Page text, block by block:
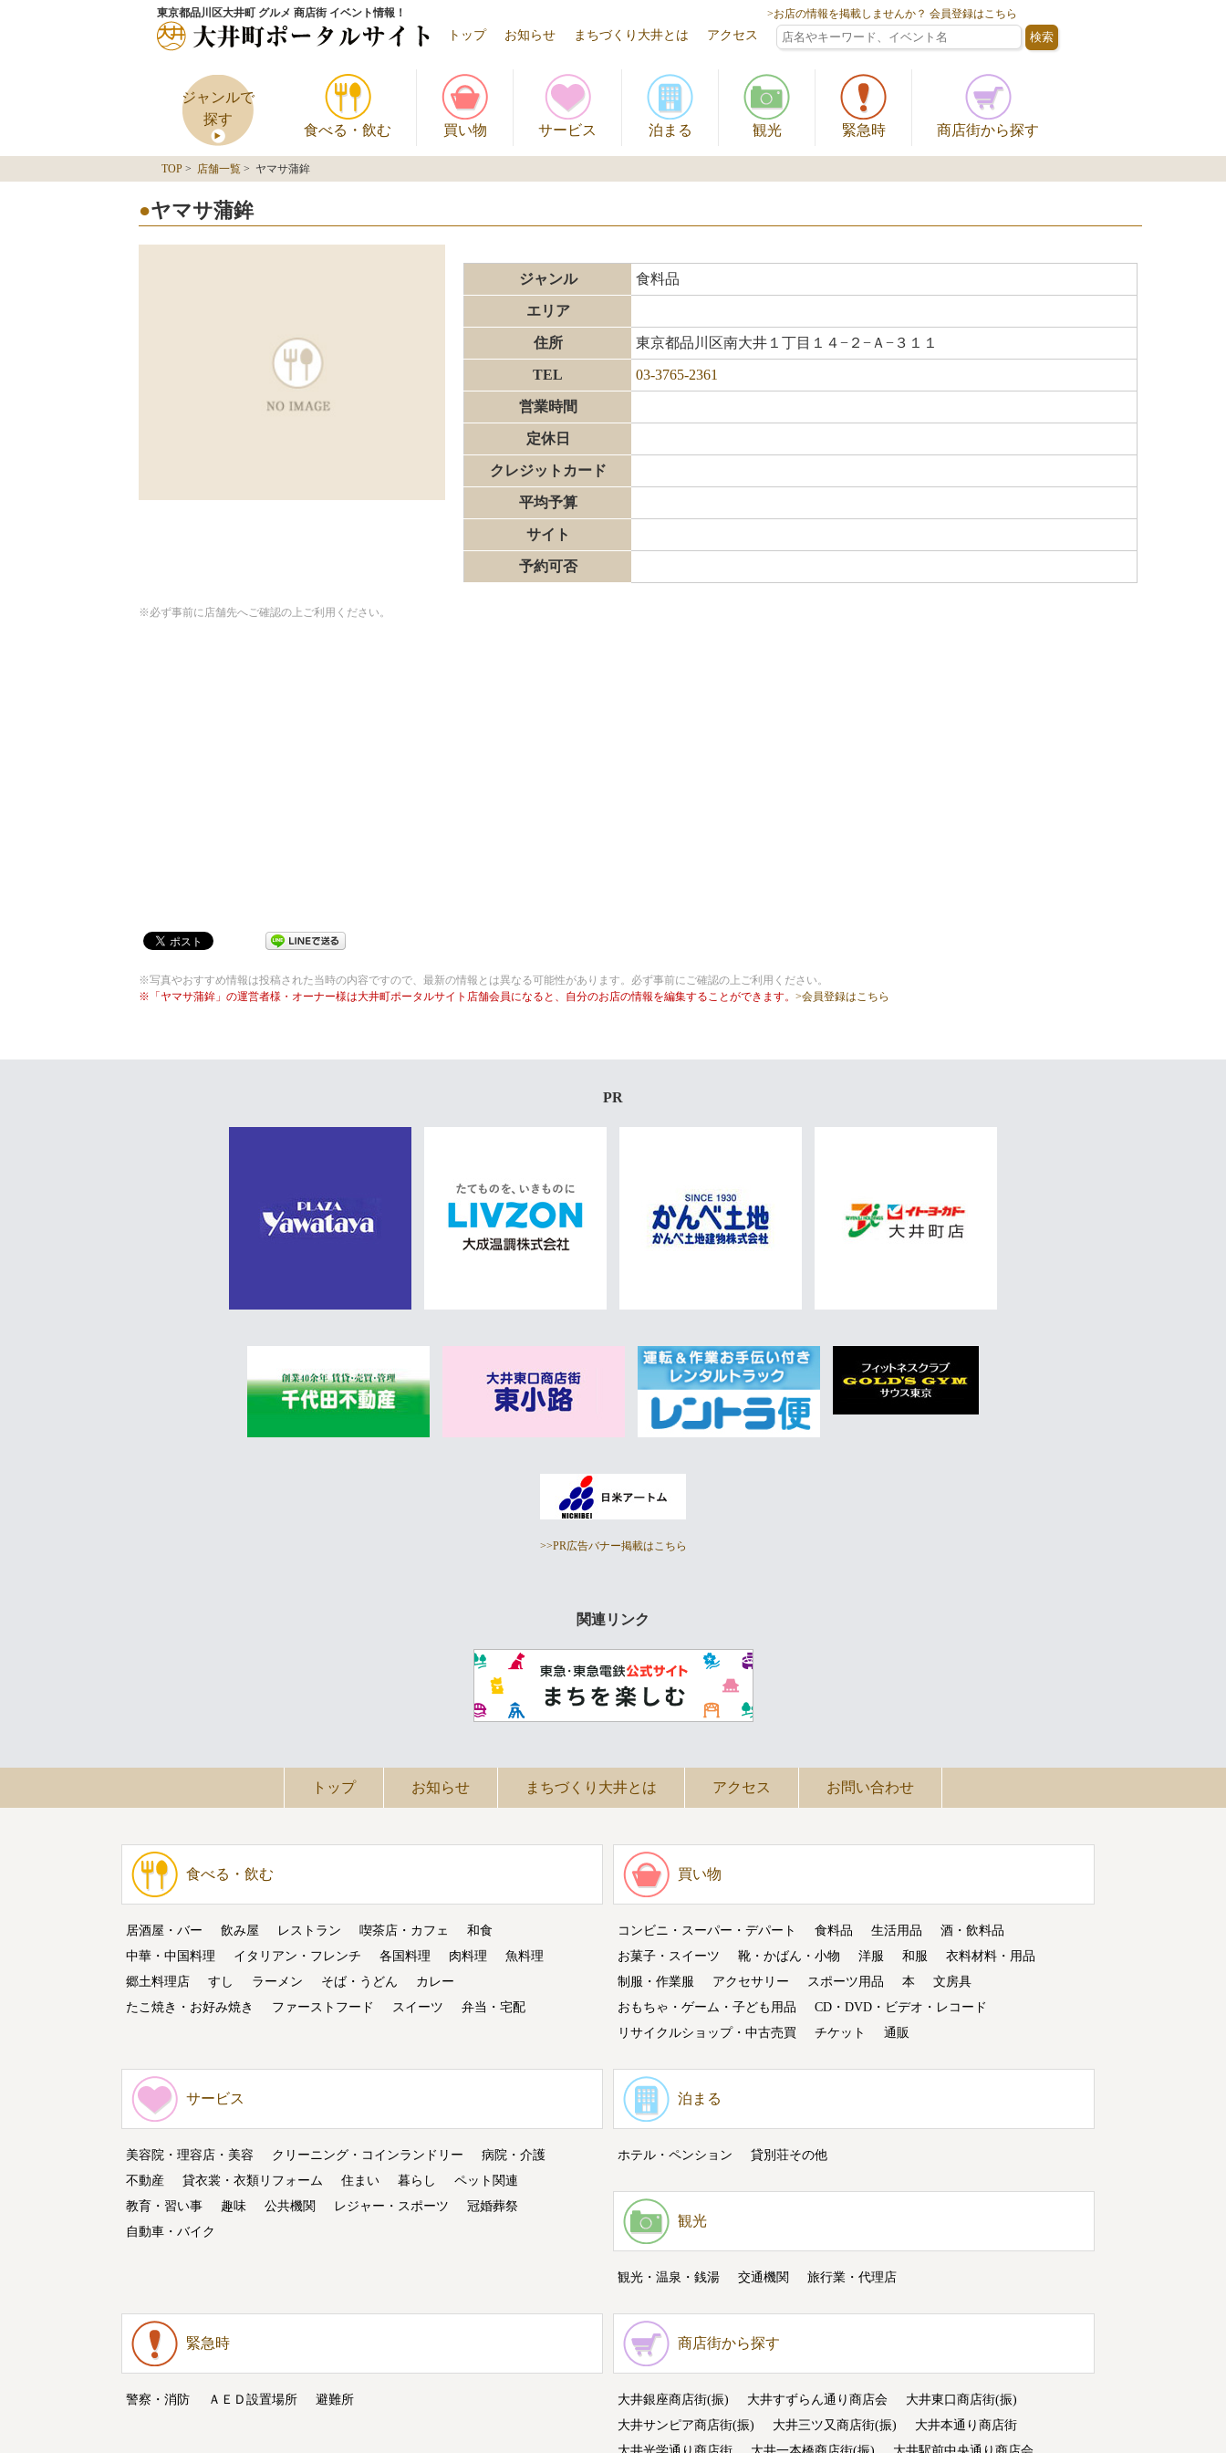
東京都品川区大井町 グルメ 商店街 イベント情報！ >お店の情報を掲載しませんか？ 会員登録はこちら
トップ お知らせ まちづくり大井とは アクセス
ジャンルで
探す
食べる・飲む 買い物 サービス 泊まる 観光 緊急時 商店街から探す
TOP > 店舗一覧 > ヤマサ蒲鉾
ヤマサ蒲鉾
ジャンル 食料品
エリア
住所 東京都品川区南大井１丁目１４−２−Ａ−３１１
TEL 03-3765-2361
営業時間
定休日
クレジットカード
平均予算
サイト
予約可否
※必ず事前に店舗先へご確認の上ご利用ください。
※写真やおすすめ情報は投稿された当時の内容ですので、最新の情報とは異なる可能性があります。必ず事前にご確認の上ご利用ください。
※「ヤマサ蒲鉾」の運営者様・オーナー様は大井町ポータルサイト店舗会員になると、自分のお店の情報を編集することができます。 >会員登録はこちら
PR
>>PR広告バナー掲載はこちら
関連リンク
トップ お知らせ まちづくり大井とは アクセス お問い合わせ
食べる・飲む
居酒屋・バー 飲み屋 レストラン 喫茶店・カフェ
和食
中華・中国料理
イタリアン・フレンチ 各国料理 肉料理
魚料理
郷土料理店
すし ラーメン そば・うどん
カレー
たこ焼き・お好み焼き
ファーストフード スイーツ 弁当・宅配
買い物
コンビニ・スーパー・デパート 食料品 生活用品
酒・飲料品
お菓子・スイーツ
靴・かばん・小物 洋服 和服
衣料材料・用品
制服・作業服
アクセサリー スポーツ用品 本
文房具
おもちゃ・ゲーム・子ども用品
CD・DVD・ビデオ・レコード
リサイクルショップ・中古売買
チケット 通販
サービス
美容院・理容店・美容 クリーニング・コインランドリー
病院・介護
不動産
貸衣裳・衣類リフォーム 住まい 暮らし
ペット関連
教育・習い事
趣味 公共機関 レジャー・スポーツ
冠婚葬祭
自動車・バイク
泊まる
ホテル・ペンション 貸別荘その他
観光
観光・温泉・銭湯 交通機関 旅行業・代理店
緊急時
警察・消防 ＡＥＤ設置場所 避難所
商店街から探す
大井銀座商店街(振) 大井すずらん通り商店会
大井東口商店街(振)
大井サンピア商店街(振)
大井三ツ又商店街(振)
大井本通り商店街